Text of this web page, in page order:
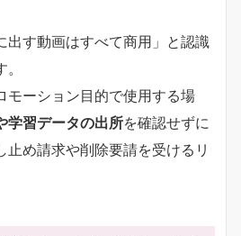
出す動画はすべて商用」と認識
モーション目的で使用する場
学習データの出所を確認せずに
止め請求や削除要請を受けるリ